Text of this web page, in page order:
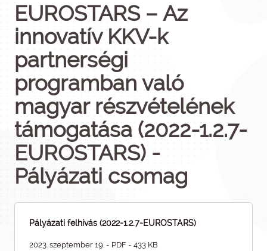
EUROSTARS – Az
innovatív KKV-k
partnerségi
programban való
magyar részvételének
támogatása (2022-1.2.7-
EUROSTARS) -
Pályázati csomag
Pályázati felhívás (2022-1.2.7-EUROSTARS)
2023. szeptember 19. - PDF - 433 KB